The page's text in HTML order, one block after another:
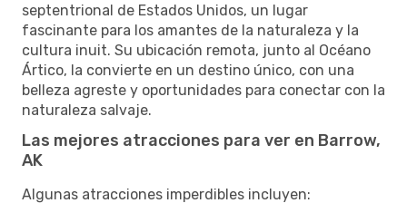
septentrional de Estados Unidos, un lugar
fascinante para los amantes de la naturaleza y la
cultura inuit. Su ubicación remota, junto al Océano
Ártico, la convierte en un destino único, con una
belleza agreste y oportunidades para conectar con la
naturaleza salvaje.
Las mejores atracciones para ver en Barrow,
AK
Algunas atracciones imperdibles incluyen: